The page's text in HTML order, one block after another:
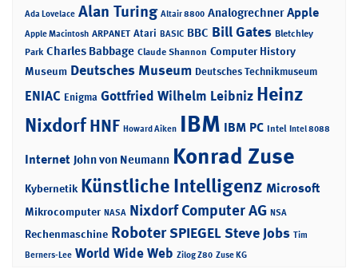
Ada Lovelace Alan Turing Altair 8800 Analogrechner Apple
Apple Macintosh ARPANET Atari BASIC BBC Bill Gates Bletchley
Park Charles Babbage Claude Shannon Computer History
Museum Deutsches Museum Deutsches Technikmuseum
ENIAC Enigma Gottfried Wilhelm Leibniz Heinz
NixdorfHNF Howard Aiken IBM IBM PC Intel Intel 8088
Internet John von Neumann Konrad Zuse
Kybernetik Künstliche Intelligenz Microsoft
Mikrocomputer NASA Nixdorf Computer AG NSA
Rechenmaschine RoboterSPIEGELSteve Jobs Tim
Berners-Lee World Wide Web Zilog Z80 Zuse KG